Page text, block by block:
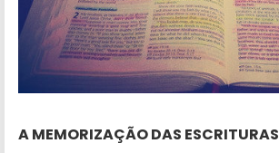
A MEMORIZAÇÃO DAS ESCRITURAS